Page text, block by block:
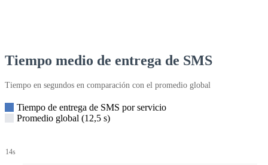
Tiempo medio de entrega de SMS
Tiempo en segundos en comparación con el promedio global
Tiempo de entrega de SMS por servicio
Promedio global (12,5 s)
14s